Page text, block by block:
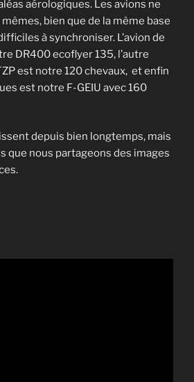
aérologiques. Les avions ne
bien que de la même base
à synchroniser. L’avion de
DR400 ecoflyer 135, l’autre
est notre 120 chevaux, et enfin
est notre F-GEIU avec 160
depuis bien longtemps, mais
que nous partageons des images